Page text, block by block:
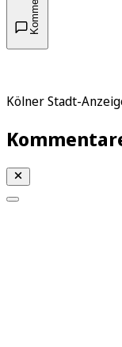
Kölner Stadt-